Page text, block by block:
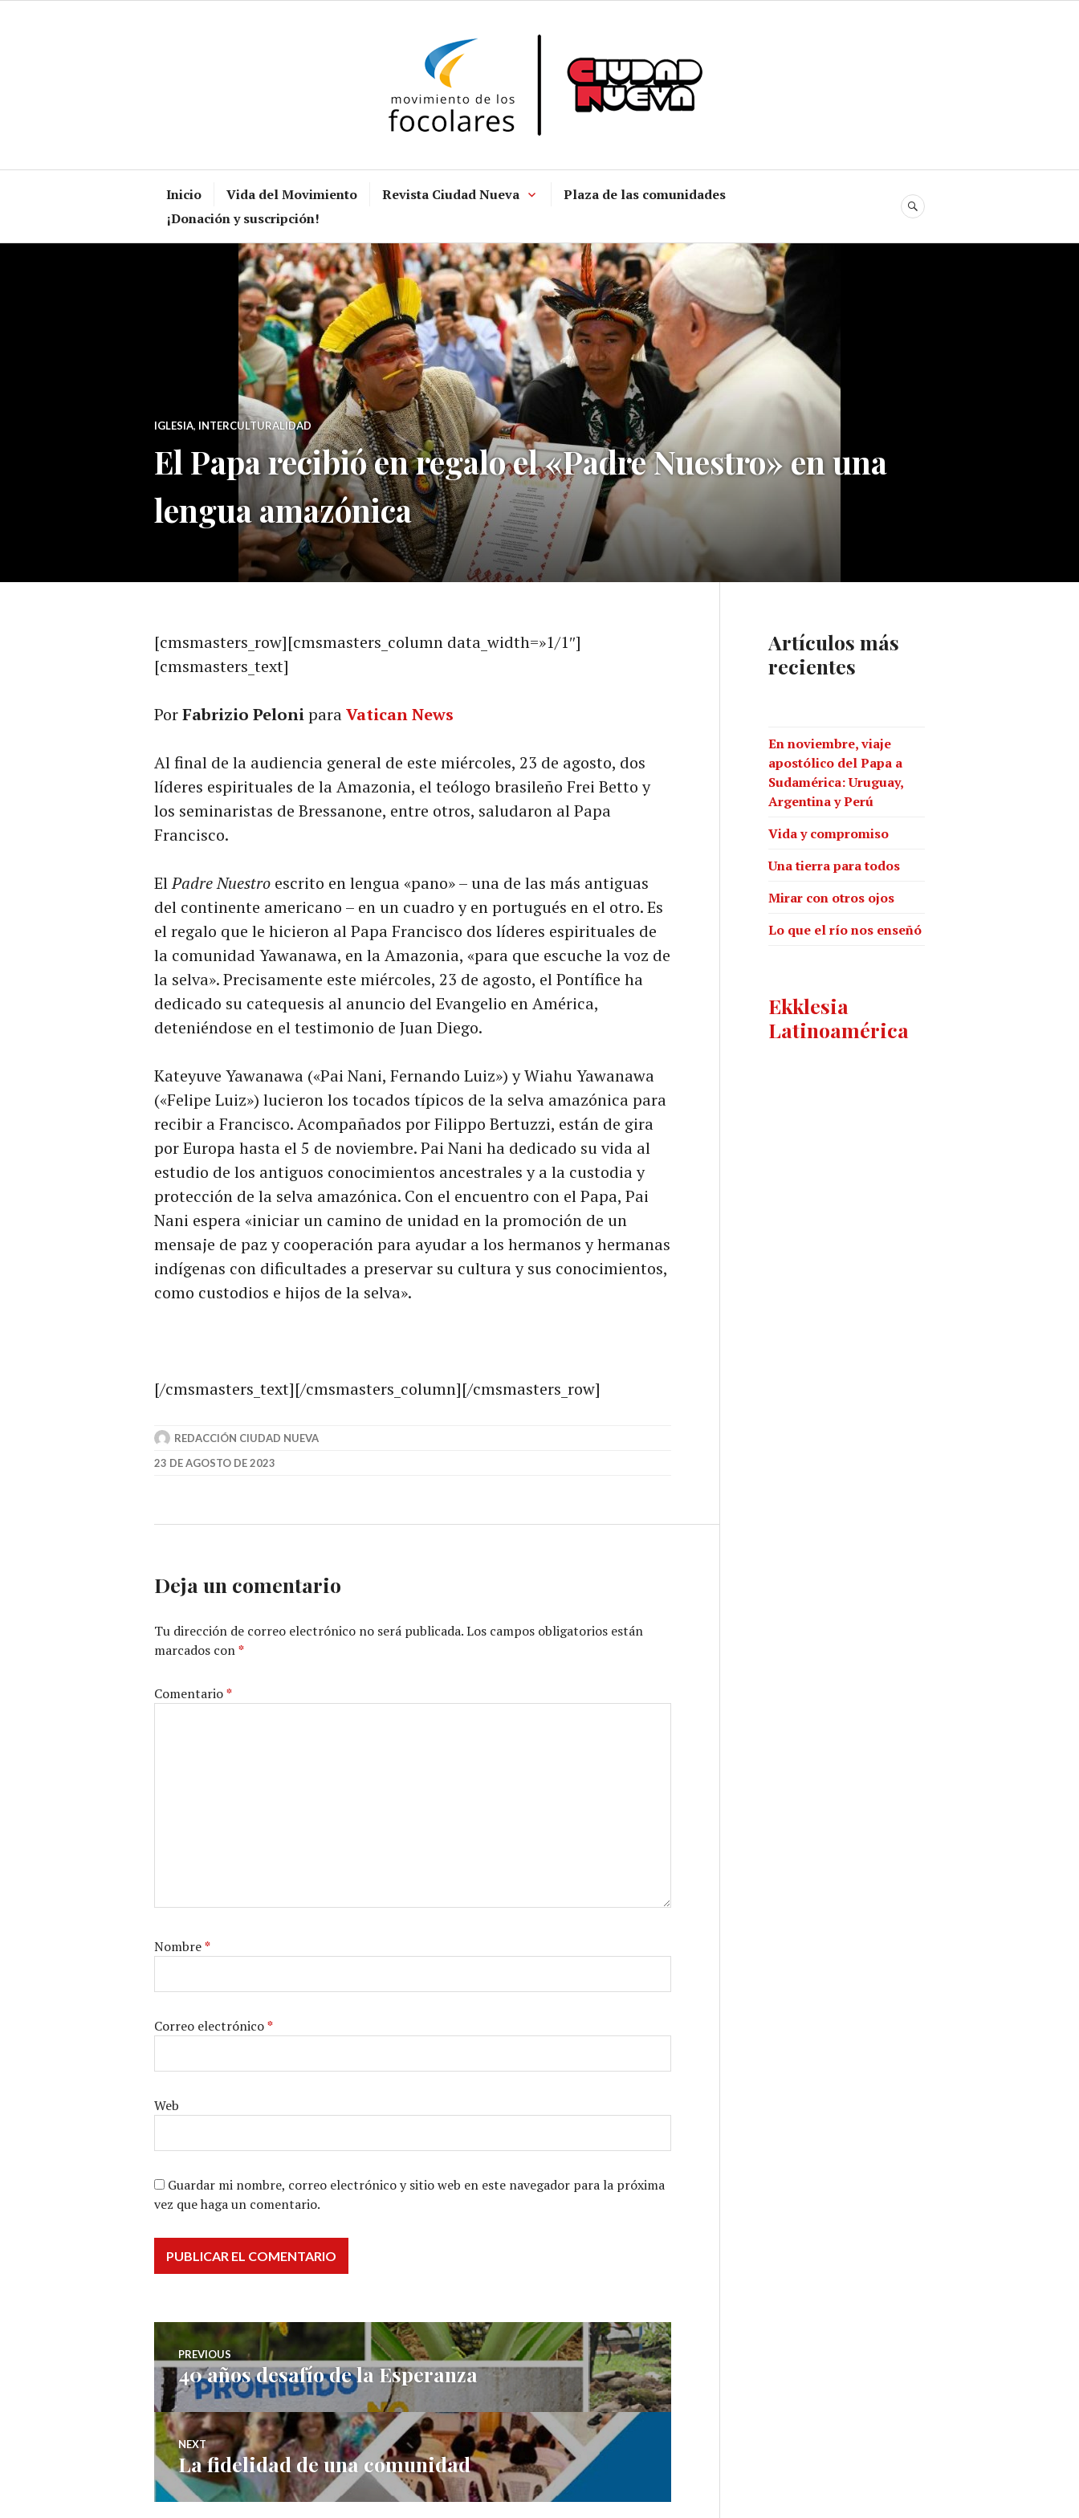
Inicio Vida del Movimiento Revista Ciudad Nueva
Plaza de las comunidades
¡Donación y suscripción!
SEARCH
IGLESIA, INTERCULTURALIDAD
El Papa recibió en regalo el «Padre Nuestro» en una
lengua amazónica
[cmsmasters_row][cmsmasters_column data_width=»1/1″]
[cmsmasters_text]
PorFabrizio PeloniparaVatican News
Al final de la audiencia general de este miércoles, 23 de agosto, dos
líderes espirituales de la Amazonia, el teólogo brasileño Frei Betto y
los seminaristas de Bressanone, entre otros, saludaron al Papa
Francisco.
ElPadre Nuestro escrito en lengua «pano» – una de las más antiguas
del continente americano – en un cuadro y en portugués en el otro. Es
el regalo que le hicieron al Papa Francisco dos líderes espirituales de
la comunidad Yawanawa, en la Amazonia, «para que escuche la voz de
la selva». Precisamente este miércoles, 23 de agosto, el Pontífice ha
dedicado su catequesis al anuncio del Evangelio en América,
deteniéndose en el testimonio de Juan Diego.
Kateyuve Yawanawa («Pai Nani, Fernando Luiz») y Wiahu Yawanawa
(«Felipe Luiz») lucieron los tocados típicos de la selva amazónica para
recibir a Francisco. Acompañados por Filippo Bertuzzi, están de gira
por Europa hasta el 5 de noviembre. Pai Nani ha dedicado su vida al
estudio de los antiguos conocimientos ancestrales y a la custodia y
protección de la selva amazónica. Con el encuentro con el Papa, Pai
Nani espera «iniciar un camino de unidad en la promoción de un
mensaje de paz y cooperación para ayudar a los hermanos y hermanas
indígenas con dificultades a preservar su cultura y sus conocimientos,
como custodios e hijos de la selva».
[/cmsmasters_text][/cmsmasters_column][/cmsmasters_row]
REDACCIÓN CIUDAD NUEVA
23 DE AGOSTO DE 2023
Deja un comentario
Tu dirección de correo electrónico no será publicada.Los campos obligatorios están
marcados con*
Comentario*
Nombre*
Correo electrónico*
Web
Guardar mi nombre, correo electrónico y sitio web en este navegador para la próxima
vez que haga un comentario.
Navegación
de
entradas
PREVIOUS
Previous
post:
40 años desafío de la Esperanza
NEXT
Next
post:
La fidelidad de una comunidad
Artículos más
recientes
En noviembre, viaje
apostólico del Papa a
Sudamérica: Uruguay,
Argentina y Perú
Vida y compromiso
Una tierra para todos
Mirar con otros ojos
Lo que el río nos enseñó
Ekklesia
Latinoamérica